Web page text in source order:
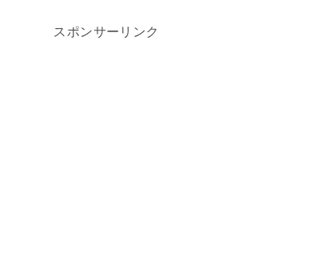
スポンサーリンク